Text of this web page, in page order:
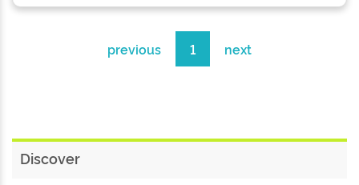
previous 1 next
Discover